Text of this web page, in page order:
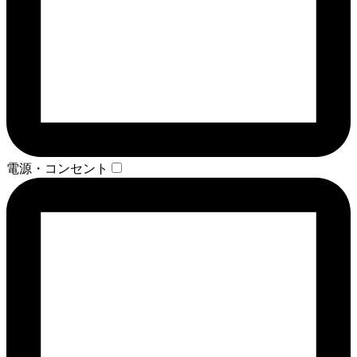
電源・コンセント